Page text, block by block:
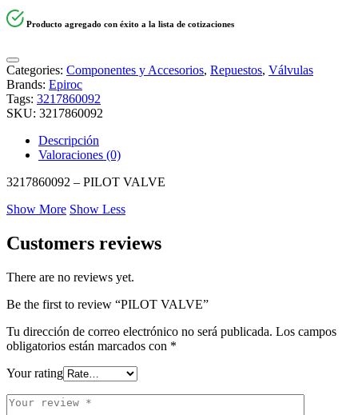
Producto agregado con éxito a la lista de cotizaciones
Categories: Componentes y Accesorios, Repuestos, Válvulas
Brands: Epiroc
Tags: 3217860092
SKU: 3217860092
Descripción
Valoraciones (0)
3217860092 – PILOT VALVE
Show More Show Less
Customers reviews
There are no reviews yet.
Be the first to review “PILOT VALVE”
Tu dirección de correo electrónico no será publicada. Los campos
obligatorios están marcados con *
Your rating